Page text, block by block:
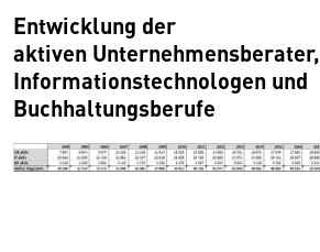
Entwicklung der
aktiven Unternehmensberater,
Informationstechnologen und
Buchhaltungsberufe